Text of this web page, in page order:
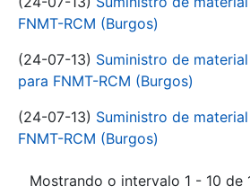
FNMT-RCM (Burgos)
(24-07-13) Suministro de
para FNMT-RCM (Burgos)
(24-07-13) Suministro de
FNMT-RCM (Burgos)
Mostrando o intervalo 1 - 10 de